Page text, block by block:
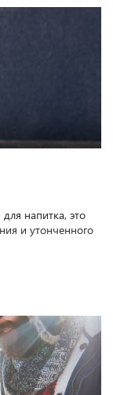
напитка, это
и утонченного